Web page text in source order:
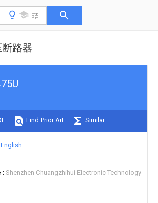
路器
Find Prior Art Similar
English
Shenzhen Chuangzhihui Electronic Technology